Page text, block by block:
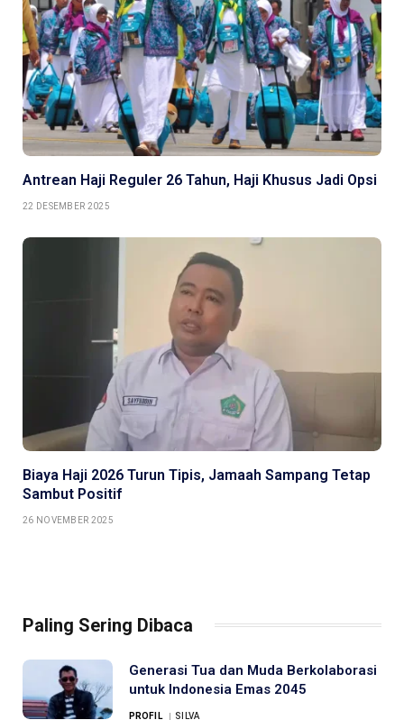
Antrean Haji Reguler 26 Tahun, Haji Khusus Jadi Opsi
22 DESEMBER 2025
Biaya Haji 2026 Turun Tipis, Jamaah Sampang Tetap
Sambut Positif
26 NOVEMBER 2025
Paling Sering Dibaca
Generasi Tua dan Muda Berkolaborasi
untuk Indonesia Emas 2045
PROFIL SILVA